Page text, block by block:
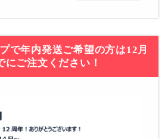
で年内発送ご希望の方は12月
にご注文ください！